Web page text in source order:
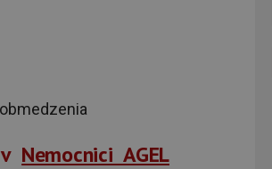
Nemocnici AGEL